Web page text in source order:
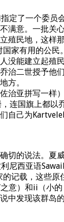
定了一个委员
满意。一批关
殖民地，这样
国家有用的公民
没能建立起殖
治二世授予他
方。
治亚拼写一样
连国旗上都以
自己为
切的说法。夏
尼西亚语
的记载，这些原
意）和ii（小
中发现该群岛